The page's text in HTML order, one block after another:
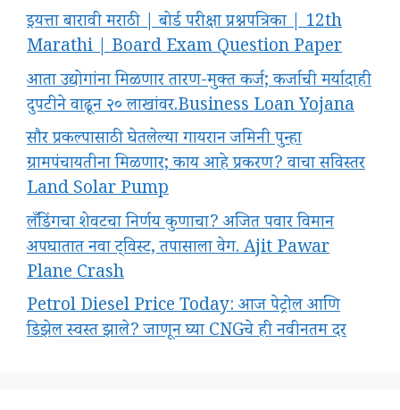
इयत्ता बारावी मराठी | बोर्ड परीक्षा प्रश्नपत्रिका | 12th
Marathi | Board Exam Question Paper
आता उद्योगांना मिळणार तारण-मुक्त कर्ज; कर्जाची मर्यादाही
दुपटीने वाढून २० लाखांवर.Business Loan Yojana
सौर प्रकल्पासाठी घेतलेल्या गायरान जमिनी पुन्हा
ग्रामपंचायतीना मिळणार; काय आहे प्रकरण? वाचा सविस्तर
Land Solar Pump
लँडिंगचा शेवटचा निर्णय कुणाचा? अजित पवार विमान
अपघातात नवा ट्विस्ट, तपासाला वेग. Ajit Pawar
Plane Crash
Petrol Diesel Price Today: आज पेट्रोल आणि
डिझेल स्वस्त झाले? जाणून घ्या CNGचे ही नवीनतम दर